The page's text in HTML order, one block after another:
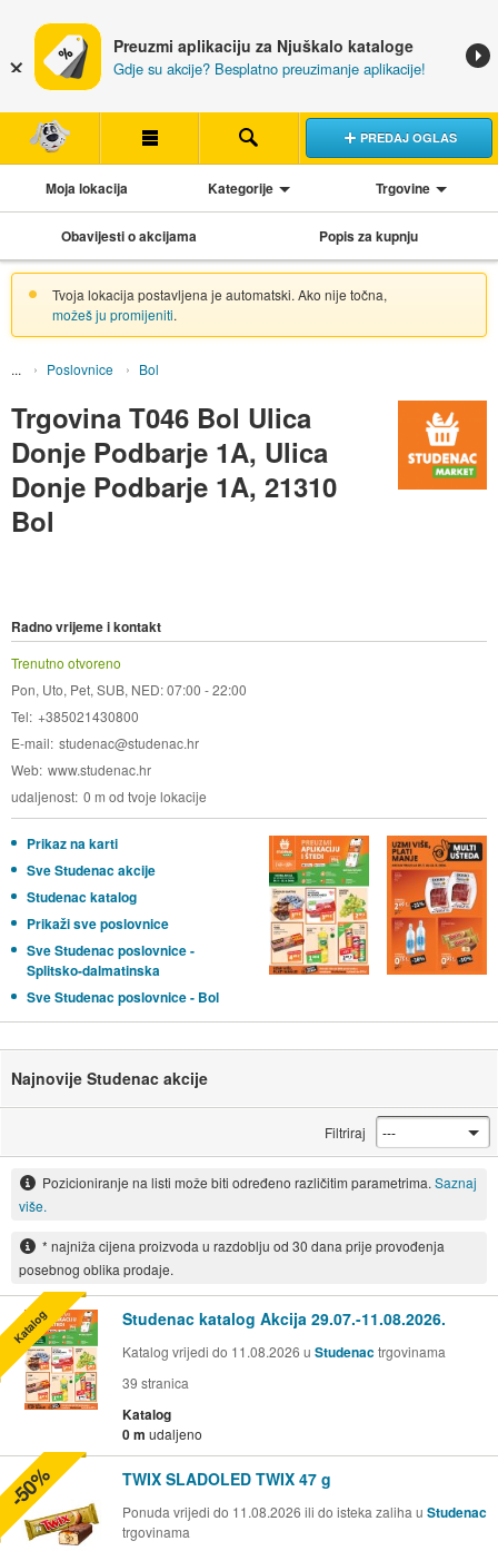
Preuzmi aplikaciju za Njuškalo kataloge
Gdje su akcije? Besplatno preuzimanje aplikacije!
PREDAJ OGLAS
Moja lokacija Kategorije Trgovine
Obavijesti o akcijama Popis za kupnju
Tvoja lokacija postavljena je automatski. Ako nije točna,
možeš ju promijeniti.
Poslovnice Bol
Trgovina T046 Bol Ulica
Donje Podbarje 1A, Ulica
Donje Podbarje 1A, 21310
Bol
Radno vrijeme i kontakt
Trenutno otvoreno
Pon, Uto, Pet, SUB, NED: 07:00 - 22:00
Tel +385021430800
E-mail studenac@studenac.hr
Web www.studenac.hr
udaljenost 0 m od tvoje lokacije
Prikaz na karti
Sve Studenac akcije
Studenac katalog
Prikaži sve poslovnice
Sve Studenac poslovnice -
Splitsko-dalmatinska
Sve Studenac poslovnice - Bol
Najnovije Studenac akcije
Filtriraj
Pozicioniranje na listi može biti određeno različitim parametrima. Saznaj
više.
* najniža cijena proizvoda u razdoblju od 30 dana prije provođenja
posebnog oblika prodaje.
Studenac katalog Akcija 29.07.-11.08.2026.
Katalog vrijedi do 11.08.2026 u Studenactrgovinama
39 stranica
Katalog
0 m udaljeno
Katalog
TWIX SLADOLED TWIX 47 g
Ponuda vrijedi do 11.08.2026 ili do isteka zaliha u Studenac
trgovinama
-50%